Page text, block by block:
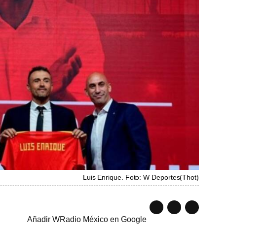
Luis Enrique. Foto: W Deportes(Thot)
Añadir WRadio México en Google